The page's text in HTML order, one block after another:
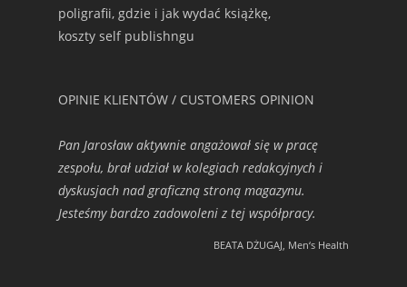
poligrafii, gdzie i jak wydać książkę,
koszty self publishngu
OPINIE KLIENTÓW / CUSTOMERS OPINION
Pan Jarosław aktywnie angażował się w pracę
zespołu, brał udział w kolegiach redakcyjnych i
dyskusjach nad graficzną stroną magazynu.
Jesteśmy bardzo zadowoleni z tej współpracy.
BEATA DŻUGAJ, Men‘s Health